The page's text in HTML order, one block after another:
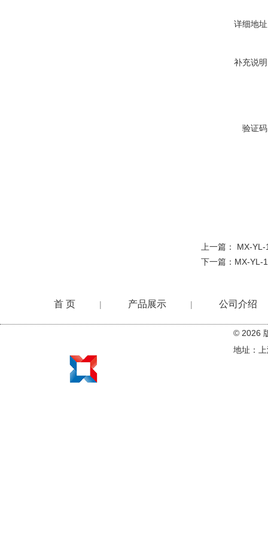
详细地
补充说
验证
上一篇： MX-YL-
下一篇： MX-YL-
首 页 | 产品展示 | 公司介绍
在线留言
© 2026
地址：